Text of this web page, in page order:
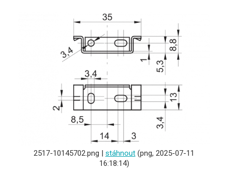
2517-10145702.png | stáhnout (png, 2025-07-11
16:18:14)